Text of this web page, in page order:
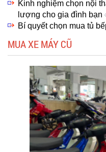
Kinh nghiệm chọn nội
lượng cho gia đình bạn
Bí quyết chọn mua tủ
MUA XE MÁY CŨ